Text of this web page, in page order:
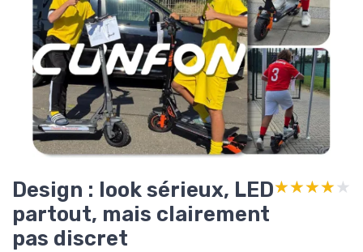
Design : look sérieux, LED
partout, mais clairement
pas discret
★★★★★
★★★★★